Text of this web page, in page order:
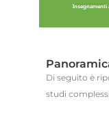
Di seguito è
studi